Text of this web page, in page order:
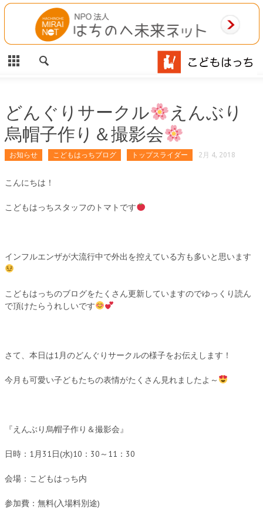
CLOSE
HOME
相談事業
MAP
お問合わせ
どんぐりサークル
えんぶり
烏帽子作り＆撮影会
お知らせ こどもはっちブログ トップスライダー 2月 4, 2018
こんにちは！
こどもはっちスタッフのトマトです
インフルエンザが大流行中で外出を控えている方も多いと思います
こどもはっちのブログをたくさん更新していますのでゆっくり読ん
で頂けたらうれしいです
さて、本日は1月のどんぐりサークルの様子をお伝えします！
今月も可愛い子どもたちの表情がたくさん見れましたよ～
『えんぶり烏帽子作り＆撮影会』
日時：1月31日(水)10：30～11：30
会場：こどもはっち内
参加費：無料(入場料別途)